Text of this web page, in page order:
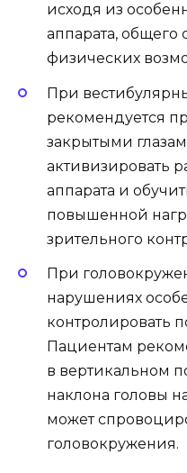
исходя из
аппарата, общего
физических
При
рекомендуется
закрытыми
активизировать
аппарата и
повышенной
зрительного
При
нарушениях
контролировать
Пациентам
в вертикальном
наклона головы
может
головокружения.